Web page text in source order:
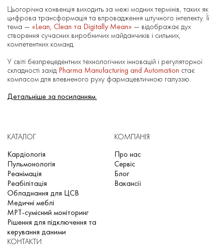
Цьогорічна конвенція виходить за межі модних термінів, таких як
цифрова трансформація та впровадження штучного інтелекту. Її
тема — «Lean, Clean та Digitally Mean» — відображає дух
створення сучасних виробничих майданчиків і сильних,
компетентних команд.
У світі безпрецедентних технологічних інновацій і регуляторної
складності захід Pharma Manufacturing and Automation стає
компасом для впевненого руху фармацевтичною галуззю.
Детальніше за посиланням.
КАТАЛОГ
Кардіологія
Пульмонологія
Реанімація
Реабілітація
Обладнання для ЦСВ
Медичні меблі
МРТ-сумісний моніторинг
Рішення для підключення та
керування даними
КОМПАНІЯ
Про нас
Сервіс
Блог
Вакансії
КОНТАКТИ